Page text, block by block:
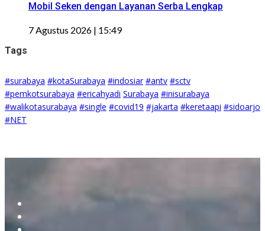
Mobil Seken dengan Layanan Serba Lengkap
7 Agustus 2026 | 15:49
Tags
#surabaya #kotaSurabaya #indosiar #antv #sctv
#pemkotsurabaya #ericahyadi Surabaya #inisurabaya
#walikotasurabaya #single #covid19 #jakarta #keretaapi #sidoarjo
#NET